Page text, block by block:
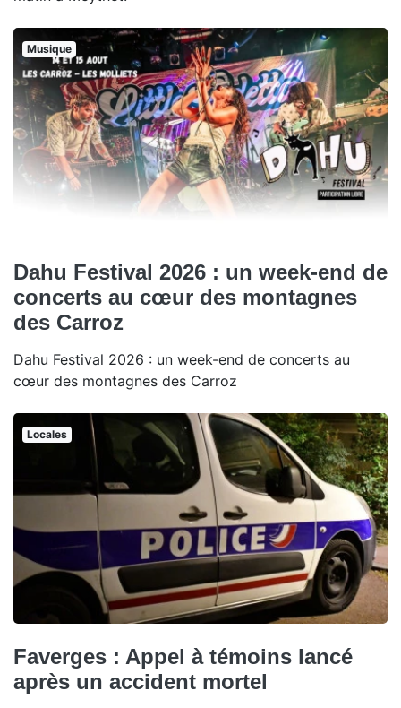
Musique
Dahu Festival 2026 : un week-end de
concerts au cœur des montagnes
des Carroz
Dahu Festival 2026 : un week-end de concerts au
cœur des montagnes des Carroz
Locales
Faverges : Appel à témoins lancé
après un accident mortel